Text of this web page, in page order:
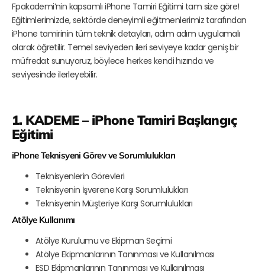
Fpakademi’nin kapsamlı iPhone Tamiri Eğitimi tam size göre!
Eğitimlerimizde, sektörde deneyimli eğitmenlerimiz tarafından
iPhone tamirinin tüm teknik detayları, adım adım uygulamalı
olarak öğretilir. Temel seviyeden ileri seviyeye kadar geniş bir
müfredat sunuyoruz, böylece herkes kendi hızında ve
seviyesinde ilerleyebilir.
1. KADEME – iPhone Tamiri Başlangıç
Eğitimi
iPhone Teknisyeni Görev ve Sorumlulukları
Teknisyenlerin Görevleri
Teknisyenin İşverene Karşı Sorumlulukları
Teknisyenin Müşteriye Karşı Sorumlulukları
Atölye Kullanımı
Atölye Kurulumu ve Ekipman Seçimi
Atölye Ekipmanlarının Tanınması ve Kullanılması
ESD Ekipmanlarının Tanınması ve Kullanılması